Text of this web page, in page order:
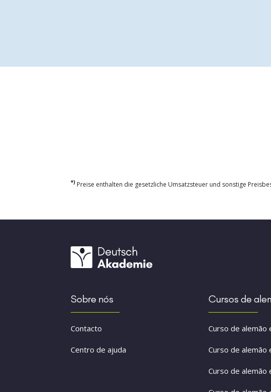
*)Preise enthalten die gesetzliche Umsatzsteuer und sonstige
Sobre nós
Contacto
Centro de ajuda
Cursos de
Curso de alemão
Curso de alemão
Curso de alemão